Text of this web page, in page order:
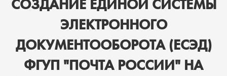
СОЗДАНИЕ ЕДИНОЙ СИСТЕМЫ
ЭЛЕКТРОННОГО
ДОКУМЕНТООБОРОТА (ЕСЭД)
ФГУП "ПОЧТА РОССИИ" НА